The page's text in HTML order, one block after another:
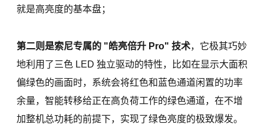
就是高亮度的基本盘；
第二则是索尼专属的 "皓亮倍升 Pro" 技术，它极其巧妙
地利用了三色 LED 独立驱动的特性，比如在显示大面积
偏绿色的画面时，系统会将红色和蓝色通道闲置的功率
余量，智能转移给正在高负荷工作的绿色通道，在不增
加整机总功耗的前提下，实现了绿色亮度的极致爆发。